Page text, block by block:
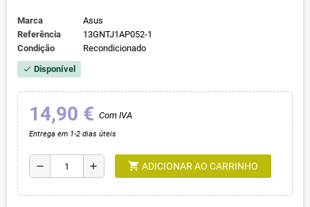
Marca
Asus
Referência
13GNTJ1AP052-1
Condição
Recondicionado
check Disponível
14,90 € Com IVA
Entrega em 1-2 dias úteis
remove add shopping_cart ADICIONAR AO CARRINHO